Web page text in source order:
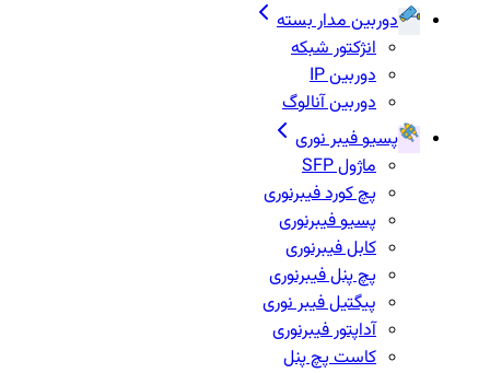
دوربین مدار بسته
انژکتور شبکه
دوربین IP
دوربین آنالوگ
پسیو فیبر نوری
ماژول SFP
پچ کورد فیبرنوری
پسیو فیبرنوری
کابل فیبرنوری
پچ پنل فیبرنوری
پیگتیل فیبر نوری
آداپتور فیبرنوری
کاست پچ پنل